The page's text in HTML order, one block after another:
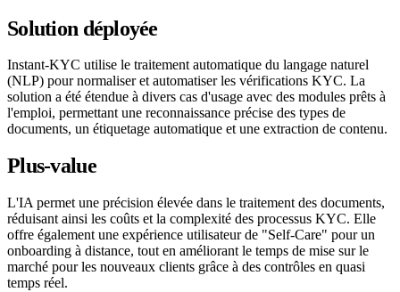
Solution déployée
Instant-KYC utilise le traitement automatique du langage naturel
(NLP) pour normaliser et automatiser les vérifications KYC. La
solution a été étendue à divers cas d'usage avec des modules prêts à
l'emploi, permettant une reconnaissance précise des types de
documents, un étiquetage automatique et une extraction de contenu.
Plus-value
L'IA permet une précision élevée dans le traitement des documents,
réduisant ainsi les coûts et la complexité des processus KYC. Elle
offre également une expérience utilisateur de "Self-Care" pour un
onboarding à distance, tout en améliorant le temps de mise sur le
marché pour les nouveaux clients grâce à des contrôles en quasi
temps réel.